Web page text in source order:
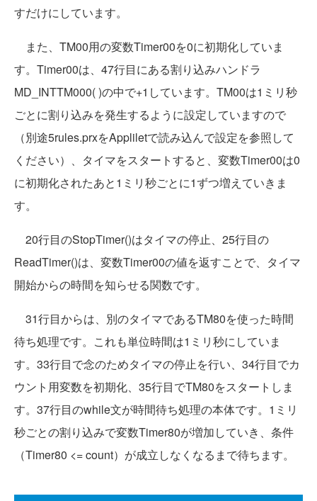
すだけにしています。
また、TM00用の変数Timer00を0に初期化していま
す。Timer00は、47行目にある割り込みハンドラ
MD_INTTM000( )の中で+1しています。TM00は1ミリ秒
ごとに割り込みを発生するように設定していますので
（別途5rules.prxをAppliletで読み込んで設定を参照して
ください）、タイマをスタートすると、変数Timer00は0
に初期化されたあと1ミリ秒ごとに1ずつ増えていきま
す。
20行目のStopTimer()はタイマの停止、25行目の
ReadTimer()は、変数Timer00の値を返すことで、タイマ
開始からの時間を知らせる関数です。
31行目からは、別のタイマであるTM80を使った時間
待ち処理です。これも単位時間は1ミリ秒にしていま
す。33行目で念のためタイマの停止を行い、34行目でカ
ウント用変数を初期化、35行目でTM80をスタートしま
す。37行目のwhile文が時間待ち処理の本体です。1ミリ
秒ごとの割り込みで変数Timer80が増加していき、条件
（Timer80 <= count）が成立しなくなるまで待ちます。